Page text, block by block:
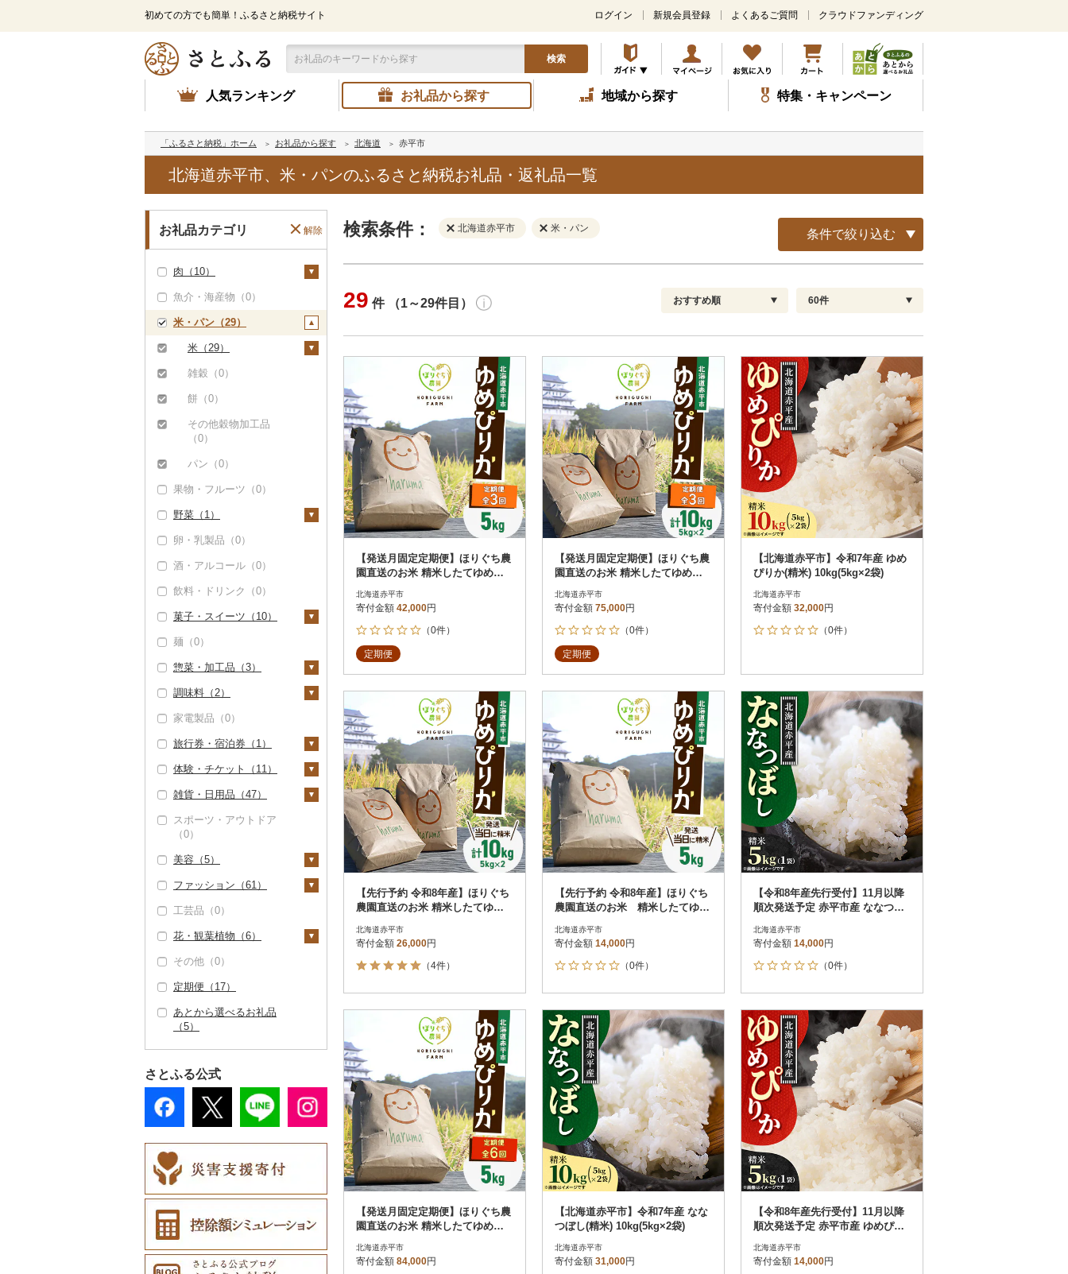
初めての方でも簡単！ふるさと納税サイト
メ
ン
コ
ン
テ
ツ
ッ
ログイン 新規会員登録 よくあるご質問 クラウドファンディング
検索
人気ランキング お礼品から探す 地域から探す 特集・キャンペーン
「ふるさと納税」ホーム お礼品から探す 北海道 赤平市
北海道赤平市、米・パンのふるさと納税お礼品・返礼品一覧
お礼品カテゴリ 解除
肉（10）
牛肉（精肉）（2）
ステーキ（0）
すき焼き（0）
しゃぶしゃぶ（0）
焼肉（2）
牛タン（0）
（0）
但馬牛（0）
土佐あかうし（0）
佐賀牛（0）
長崎和牛（0）
（0）
牛肉（加工品）（1）
ハンバーグ（0）
もつ鍋（0）
ローストビーフ（0）
ビーフジャーキー
（0）
その他牛肉（加工品）
豚肉（精肉）（2）
ステーキ（0）
すき焼き（0）
しゃぶしゃぶ（0）
（0）
豚肉（加工品）（4）
ハンバーグ（0）
もつ鍋（0）
ー（0）
ベーコン・サラミ
（4）
鶏肉（3）
鶏肉（精肉）（0）
（0）
唐揚げ（0）
中津からあげ（0）
水炊き（0）
地鶏（0）
赤鶏さつま（0）
その他鶏肉（3）
鹿肉（0）
スカン）（6）
鴨肉（0）
猪肉（0）
その他肉・加工品
魚介・海産物（0）
米・パン（29）
米（29）
精米（29）
無洗米（0）
玄米（0）
（0）
ななつぼし（5）
その他米（0）
雑穀（0）
餅（0）
その他穀物加工品
（0）
パン（0）
果物・フルーツ（0）
野菜（1）
いも（0）
トマト（0）
玉ねぎ（0）
ねぎ（0）
とうもろこし（0）
根菜（0）
アスパラガス（1）
豆（0）
きのこ（0）
その他野菜（0）
卵・乳製品（0）
酒・アルコール（0）
飲料・ドリンク（0）
菓子・スイーツ（10）
ケーキ（0）
クッキー（2）
焼き菓子（2）
プリン（0）
ゼリー（0）
チョコレート（0）
カステラ（0）
アイス・ジェラート
（3）
その他洋菓子（5）
煎餅・おかき（0）
羊羹（0）
饅頭（0）
大福（0）
その他和菓子（0）
麺（0）
惣菜・加工品（3）
惣菜（0）
カレー・シチュー
その他鍋（0）
スープ（0）
豆腐・納豆（0）
漬物（0）
缶詰・瓶詰（0）
乾物（0）
燻製（スモーク）
その他加工品（2）
調味料（2）
砂糖（0）
塩（0）
醤油（0）
味噌（0）
酢（0）
こしょう（0）
その他調味料（2）
家電製品（0）
旅行券・宿泊券（1）
旅行券（0）
宿泊券（1）
体験・チケット（11）
PayPay商品券（0）
食事券（0）
用券（1）
水族館（0）
動物園（0）
釣り（0）
ダイビング（0）
スキーチケット・リフ
ゴルフプレー券（0）
花火大会チケット
（0）
カタログギフト（0）
その他体験・チケット
雑貨・日用品（47）
家具・インテリア
（7）
タンス（0）
机・テーブル（0）
椅子・チェア・ソファ
ア（6）
寝具（0）
タオル（0）
文房具・印鑑（6）
ボールペン（0）
ノート・ファイル
その他文房具（6）
食器（0）
キッチン用品（1）
包丁（0）
フライパン（0）
土鍋（0）
その他キッチン用品
（1）
日用品（15）
洗剤（0）
（7）
ティッシュ（8）
その他日用品（0）
楽器・器材（0）
（9）
ご当地キャラクター
（0）
ベビー用品（0）
ペット用品（0）
防災グッズ（0）
その他雑貨（11）
スポーツ・アウトドア
（0）
美容（5）
スキンケア（0）
シャンプー・リンス
（0）
入浴剤（0）
アロマ（5）
その他美容（0）
ファッション（61）
鞄・バッグ（38）
トートバッグ・ショル
ツケース（16）
その他鞄・バッグ（1
4）
洋服（0）
和服（0）
靴・履物（0）
アクセサリー（0）
3）
財布（13）
ショール・ストール
（0）
ネクタイ・ベルト
工芸品（0）
花・観葉植物（6）
観葉植物・苗木（0）
花（6）
胡蝶蘭（6）
ラワー（0）
その他花（0）
盆栽・その他（0）
その他（0）
定期便（17）
あとから選べるお礼品
（5）
さとふる公式
検索条件： 北海道赤平市 米・パン 条件で絞り込む
円
解除
PayPay
クレジットカード決済
Amazon Pay
楽天ペイ
メルペイ
コンビニ支払い
ソフトバンクまとめて支払い
d払い
金融機関(Pay-easy決済)
解除
発送種別 解除
通常
冷蔵便
冷凍便
配送指定 解除
お届け日時指定可
お届け時間帯指定可
発送される月指定可
その他 解除
さとふる限定のお礼品
定期便
さとふるアプリdeワンストップ申請
対象
結果を見る（
29 件 （1～29件目） おすすめ順
新着順
レビュー件数順
レビュー評価順
寄付金額が高い順
寄付金額が低い順
60件
60
90
120
【発送月固定定期便】ほりぐち農
園直送のお米 精米したてゆめぴ
りか 5kg全3回
北海道赤平市
寄付金額 42,000円
（0件）
定期便
【発送月固定定期便】ほりぐち農
園直送のお米 精米したてゆめぴ
りか 10kg全3回
北海道赤平市
寄付金額 75,000円
（0件）
定期便
【北海道赤平市】令和7年産 ゆめ
ぴりか(精米) 10kg(5kg×2袋)
北海道赤平市
寄付金額 32,000円
（0件）
【先行予約 令和8年産】ほりぐち
農園直送のお米 精米したてゆめ
北海道赤平市
寄付金額 26,000円
（4件）
【先行予約 令和8年産】ほりぐち
農園直送のお米 精米したてゆめ
北海道赤平市
寄付金額 14,000円
（0件）
【令和8年産先行受付】11月以降
順次発送予定 赤平市産 ななつぼ
北海道赤平市
寄付金額 14,000円
（0件）
【発送月固定定期便】ほりぐち農
園直送のお米 精米したてゆめぴ
北海道赤平市
寄付金額 84,000円
【北海道赤平市】令和7年産 なな
つぼし(精米) 10kg(5kg×2袋)
北海道赤平市
寄付金額 31,000円
【令和8年産先行受付】11月以降
順次発送予定 赤平市産 ゆめぴり
北海道赤平市
寄付金額 14,000円